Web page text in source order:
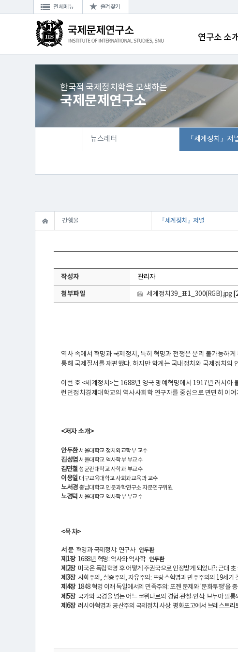
전체메뉴 즐겨찾기
연구소 소개
한국적 국제정치학을 모색하는
국제문제연구소
뉴스레터 『세계정치』저
간행물 『세계정치』저널
작성자 관리자
첨부파일 세계정치39_표1_300(RGB).jpg
역사 속에서 혁명과 국제정치, 특히 혁명과 전쟁은 분리 불가능하
통해 국제질서를 재편했다. 하지만 학계는 국내정치와 국제정치의
이번 호 <세계정치>는 1688년 영국 명예혁명에서 1917년 러시아
런던정치경제대학교의 역사사회학 연구자를 중심으로 면면히 이
<저자 소개>
안두환서울대학교 정치외교학부 교수
김성엽 서울대학교 역사학부 부교수
김민철성균관대학교 사학과 부교수
이용일 대구교육대학교 사회과교육과 교수
노서경 충남대학교 인문과학연구소 자문연구위원
노경덕 서울대학교 역사학부 부교수
<목 차>
서 문 혁명과 국제정치: 연구사 안두환
제1장 1688년 혁명: 역사와 역사학 안두환
제2장미국은 독립혁명 후 어떻게 주권국으로 인정받게 되었나?: 근대
제3장사회주의, 실증주의, 자유주의: 프랑스혁명과 민주주의의 19세기
제4장 1848 혁명 이래 독일에서의 민족주의: 포젠 문제와 '문화투쟁'을
제5장 국가와 국경을 넘는 어느 코뮈나르의 경험·관찰·인식: 브누아 말
제6장러시아혁명과 공산주의 국제정치 사상: 평화포고에서 브레스트